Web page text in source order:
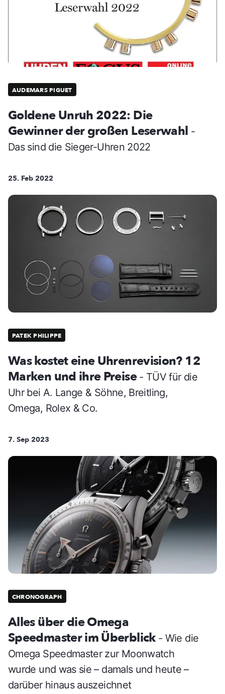
AUDEMARS PIGUET
Goldene Unruh 2022: Die
Gewinner der großen Leserwahl -
Das sind die Sieger-Uhren 2022
25. Feb 2022
PATEK PHILIPPE
Was kostet eine Uhrenrevision? 12
Marken und ihre Preise - TÜV für die
Uhr bei A. Lange & Söhne, Breitling,
Omega, Rolex & Co.
7. Sep 2023
CHRONOGRAPH
Alles über die Omega
Speedmaster im Überblick - Wie die
Omega Speedmaster zur Moonwatch
wurde und was sie – damals und heute –
darüber hinaus auszeichnet